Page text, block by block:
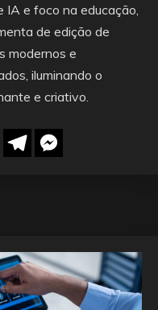
IA e foco na educação,
de edição de
modernos e
iluminando o
e criativo.